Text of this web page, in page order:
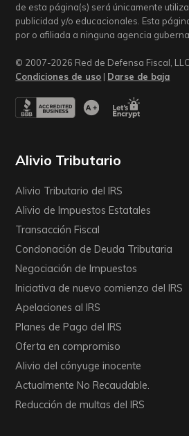
de esta página(s) será únicamente
publicidad y/o educacionales. Esta
por o afiliada a ninguna agencia
© 2007-2026 Red de Defensa Fiscal,
Condiciones de uso | Darse de baja
Alivio Tributario
Alivio Tributario del IRS
Alivio de Impuestos Estatales
Transacción Fiscal
Condonación de Deuda Tributaria
Negociación de Impuestos
Iniciativa de nuevo comienzo del IRS
Apelaciones al IRS
Planes de Pago del IRS
Oferta en compromiso
Alivio del cónyuge inocente
Actualmente No Recaudable.
Reducción de multas del IRS